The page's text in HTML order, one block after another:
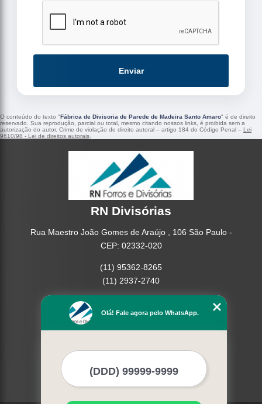
Enviar
O conteúdo do texto "Fábrica de Divisoria de Parede de Madeira Santo Amaro" é de direito
reservado. Sua reprodução, parcial ou total, mesmo citando nossos links, é proibida sem a
autorização do autor. Crime de violação de direito autoral – artigo 184 do Código Penal – Lei
9610/98 - Lei de direitos autorais
RN Divisórias
Rua Maestro João Gomes de Araújo , 106 São Paulo -
CEP: 02332-020
(11) 95362-8265
(11) 2937-2740
Empresa
Missão
Mapa do site
Olá! Fale agora pelo WhatsApp.